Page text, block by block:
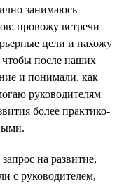
занимаюсь
провожу встречи
цели и нахожу
после наших
и понимали, как
руководителям
более практико-
на развитие,
с руководителем,